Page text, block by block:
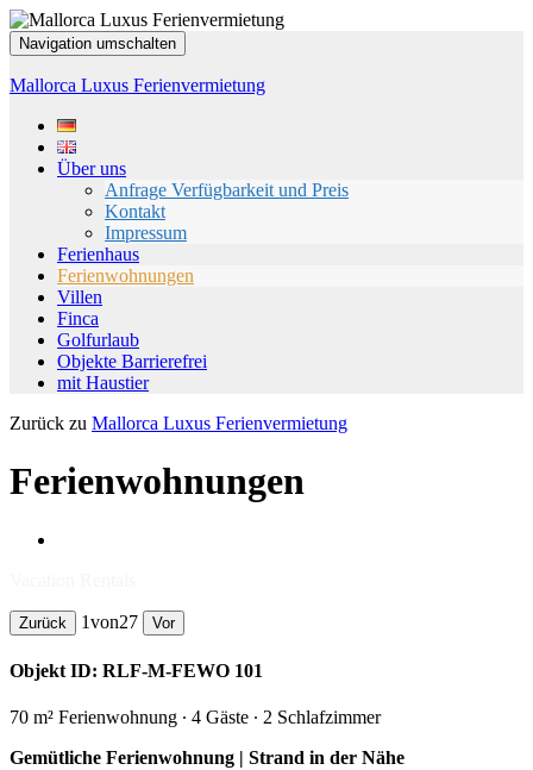
Navigation umschalten
Mallorca Luxus Ferienvermietung
Über uns
Anfrage Verfügbarkeit und Preis
Kontakt
Impressum
Ferienhaus
Ferienwohnungen
Villen
Finca
Golfurlaub
Objekte Barrierefrei
mit Haustier
Zurück zu Mallorca Luxus Ferienvermietung
Ferienwohnungen
Zurück 1von27 Vor
Objekt ID: RLF-M-FEWO 101
70 m² Ferienwohnung ∙ 4 Gäste ∙ 2 Schlafzimmer
Gemütliche Ferienwohnung | Strand in der Nähe